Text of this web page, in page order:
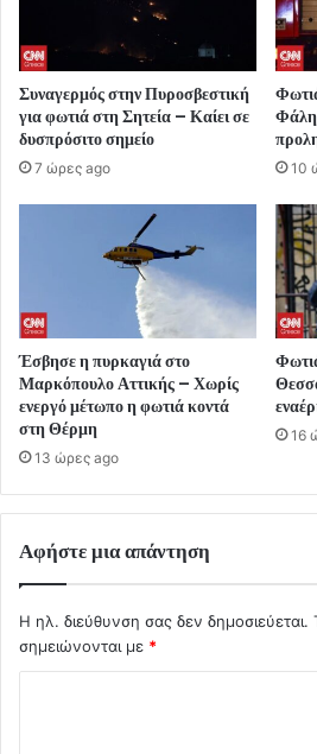
Συναγερμός στην Πυροσβεστική
για φωτιά στη Σητεία – Καίει σε
δυσπρόσιτο σημείο
7 ώρες ago 10
Έσβησε η πυρκαγιά στο
Μαρκόπουλο Αττικής – Χωρίς
ενεργό μέτωπο η φωτιά κοντά
στη Θέρμη
13 ώρες ago
16
Αφήστε μια απάντηση
Η ηλ. διεύθυνση σας δεν δημοσιεύεται.
σημειώνονται με *